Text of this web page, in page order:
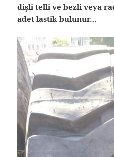
dişli telli ve bezli veya
adet lastik bulunur…